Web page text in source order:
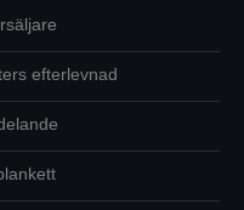
efterlevnad